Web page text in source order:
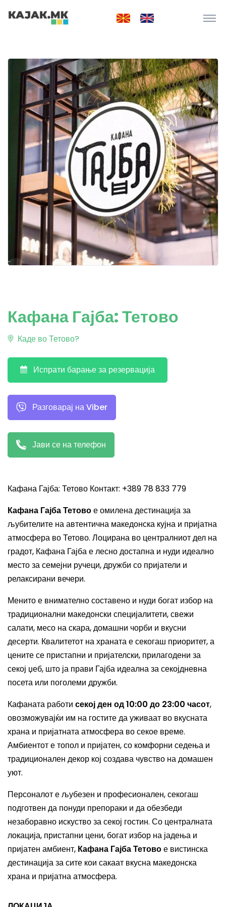
Кафана Гајба: Тетово
Каде во Тетово?
Испрати барање за резервација
Разговарај на Viber
Јави се на телефон
Кафана Гајба: Тетово Контакт: +389 78 833 779
Кафана Гајба Тетовое омилена дестинација за
љубителите на автентична македонска кујна и пријатна
атмосфера во Тетово. Лоцирана во централниот дел на
градот, Кафана Гајба е лесно достапна и нуди идеално
место за семејни ручеци, дружби со пријатели и
релаксирани вечери.
Менито е внимателно составено и нуди богат избор на
традиционални македонски специјалитети, свежи
салати, месо на скара, домашни чорби и вкусни
десерти. Квалитетот на храната е секогаш приоритет, а
цените се пристапни и пријателски, прилагодени за
секој џеб, што ја прави Гајба идеална за секојдневна
посета или поголеми дружби.
Кафаната работи секој ден од 10:00 до 23:00 часот,
овозможувајќи им на гостите да уживаат во вкусната
храна и пријатната атмосфера во секое време.
Амбиентот е топол и пријатен, со комфорни седења и
традиционален декор кој создава чувство на домашен
уют.
Персоналот е љубезен и професионален, секогаш
подготвен да понуди препораки и да обезбеди
незаборавно искуство за секој гостин. Со централната
локација, пристапни цени, богат избор на јадења и
пријатен амбиент, Кафана Гајба Тетовое вистинска
дестинација за сите кои сакаат вкусна македонска
храна и пријатна атмосфера.